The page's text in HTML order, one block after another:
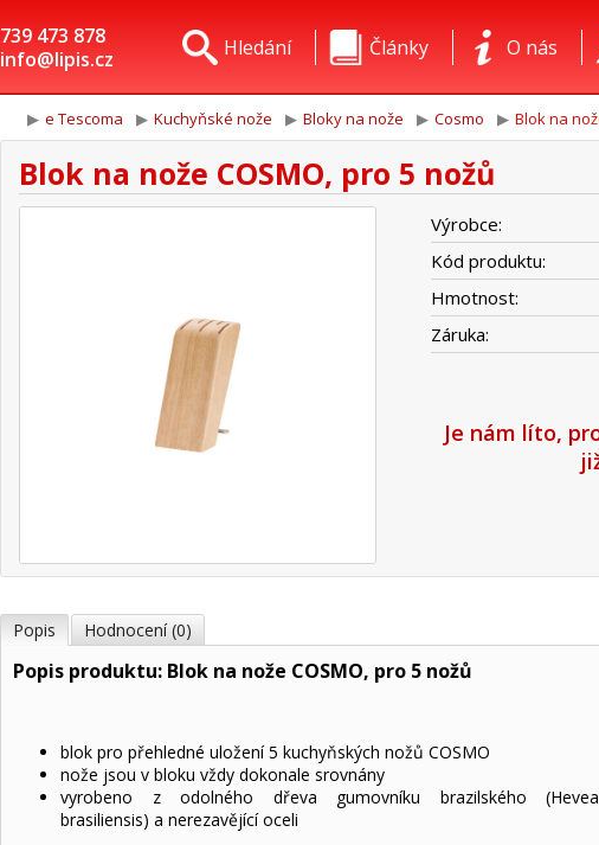
739 473 878
info@lipis.cz
O nás
Články
Hledání
e Tescoma Kuchyňské nože Bloky na nože Cosmo Blok na
Blok na nože COSMO, pro 5 nožů
Výrobce:
Kód produktu:
Hmotnost:
Záruka:
Je nám líto,
Popis Hodnocení (0)
Popis produktu: Blok na nože COSMO, pro 5 nožů
blok pro přehledné uložení 5 kuchyňských nožů COSMO
nože jsou v bloku vždy dokonale srovnány
vyrobeno z odolného dřeva gumovníku brazilského (Hevea
brasiliensis) a nerezavějící oceli